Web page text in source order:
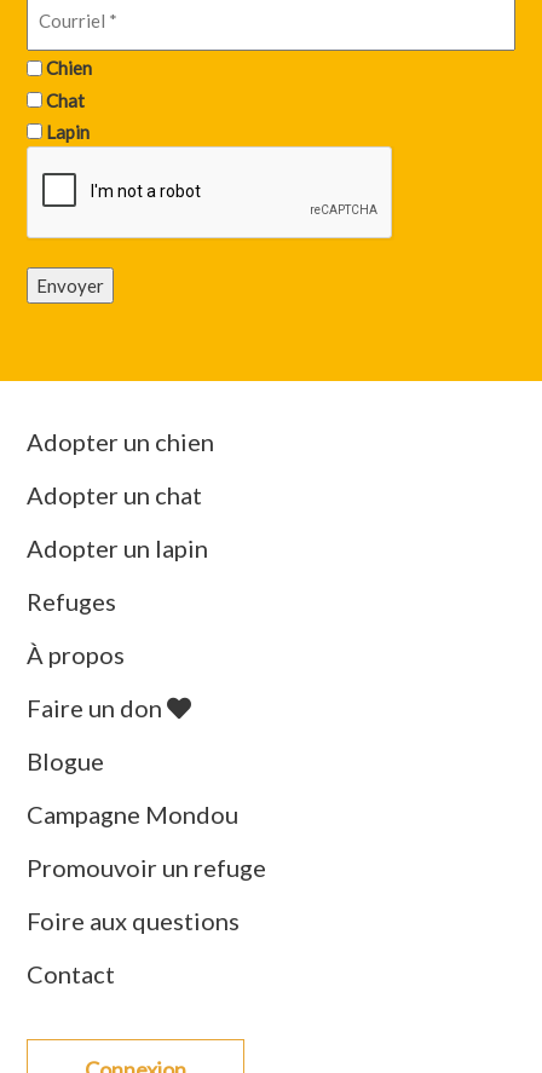
Chien
Chat
Lapin
Envoyer
Adopter un chien
Adopter un chat
Adopter un lapin
Refuges
À propos
Faire un don
Blogue
Campagne Mondou
Promouvoir un refuge
Foire aux questions
Contact